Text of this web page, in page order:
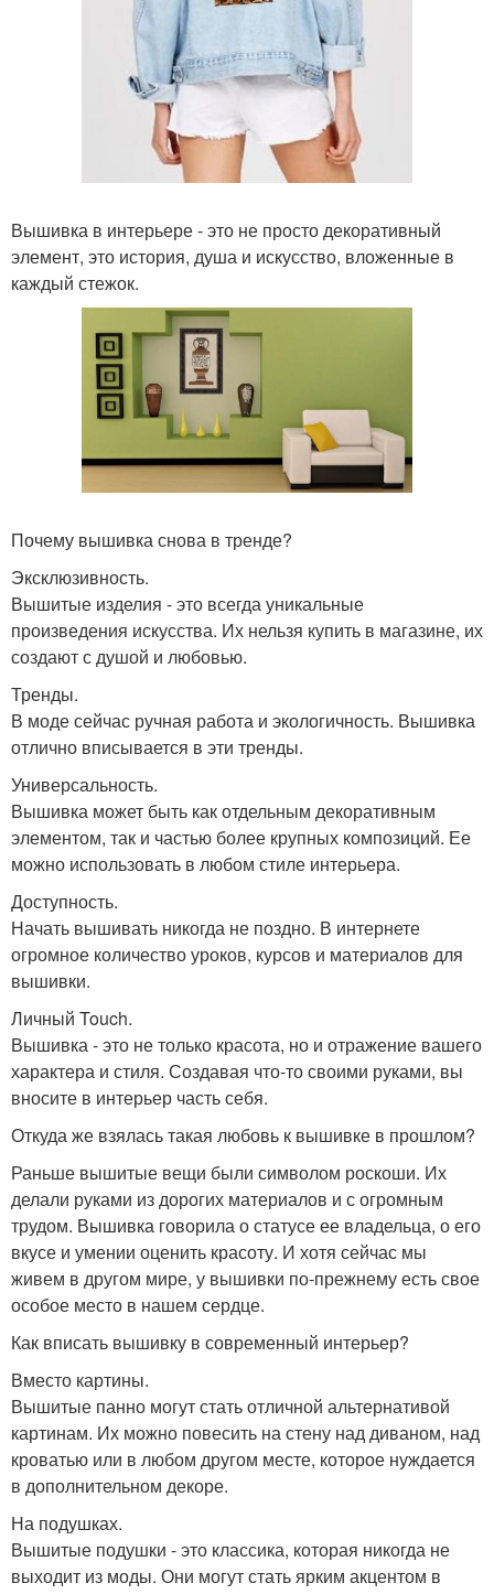
Вышивка в интерьере - это не просто декоративный
элемент, это история, душа и искусство, вложенные в
каждый стежок.
Почему вышивка снова в тренде?
Эксклюзивность.
Вышитые изделия - это всегда уникальные
произведения искусства. Их нельзя купить в магазине, их
создают с душой и любовью.
Тренды.
В моде сейчас ручная работа и экологичность. Вышивка
отлично вписывается в эти тренды.
Универсальность.
Вышивка может быть как отдельным декоративным
элементом, так и частью более крупных композиций. Ее
можно использовать в любом стиле интерьера.
Доступность.
Начать вышивать никогда не поздно. В интернете
огромное количество уроков, курсов и материалов для
вышивки.
Личный Touch.
Вышивка - это не только красота, но и отражение вашего
характера и стиля. Создавая что-то своими руками, вы
вносите в интерьер часть себя.
Откуда же взялась такая любовь к вышивке в прошлом?
Раньше вышитые вещи были символом роскоши. Их
делали руками из дорогих материалов и с огромным
трудом. Вышивка говорила о статусе ее владельца, о его
вкусе и умении оценить красоту. И хотя сейчас мы
живем в другом мире, у вышивки по-прежнему есть свое
особое место в нашем сердце.
Как вписать вышивку в современный интерьер?
Вместо картины.
Вышитые панно могут стать отличной альтернативой
картинам. Их можно повесить на стену над диваном, над
кроватью или в любом другом месте, которое нуждается
в дополнительном декоре.
На подушках.
Вышитые подушки - это классика, которая никогда не
выходит из моды. Они могут стать ярким акцентом в